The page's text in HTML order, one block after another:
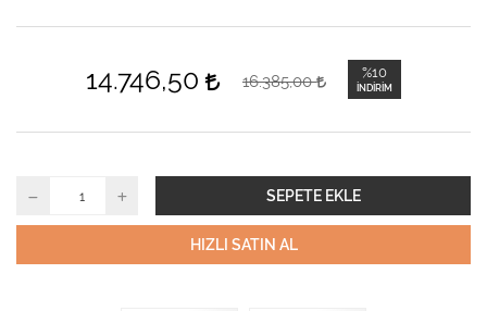
14.746,50 16.385,00 %10
İNDIRIM
SEPETE EKLE
HIZLI SATIN AL